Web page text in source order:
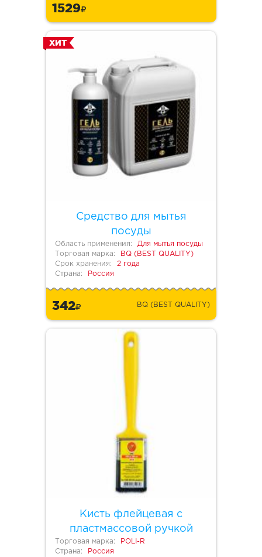
1529
Средство для мытья
посуды
ХИТ
Область применения:
Для мытья посуды
Торговая марка:
BQ (BEST QUALITY)
Срок хранения:
2 года
Страна:
Россия
342 BQ (BEST QUALITY)
Кисть флейцевая с
пластмассовой ручкой
Торговая марка:
POLI-R
Страна:
Россия